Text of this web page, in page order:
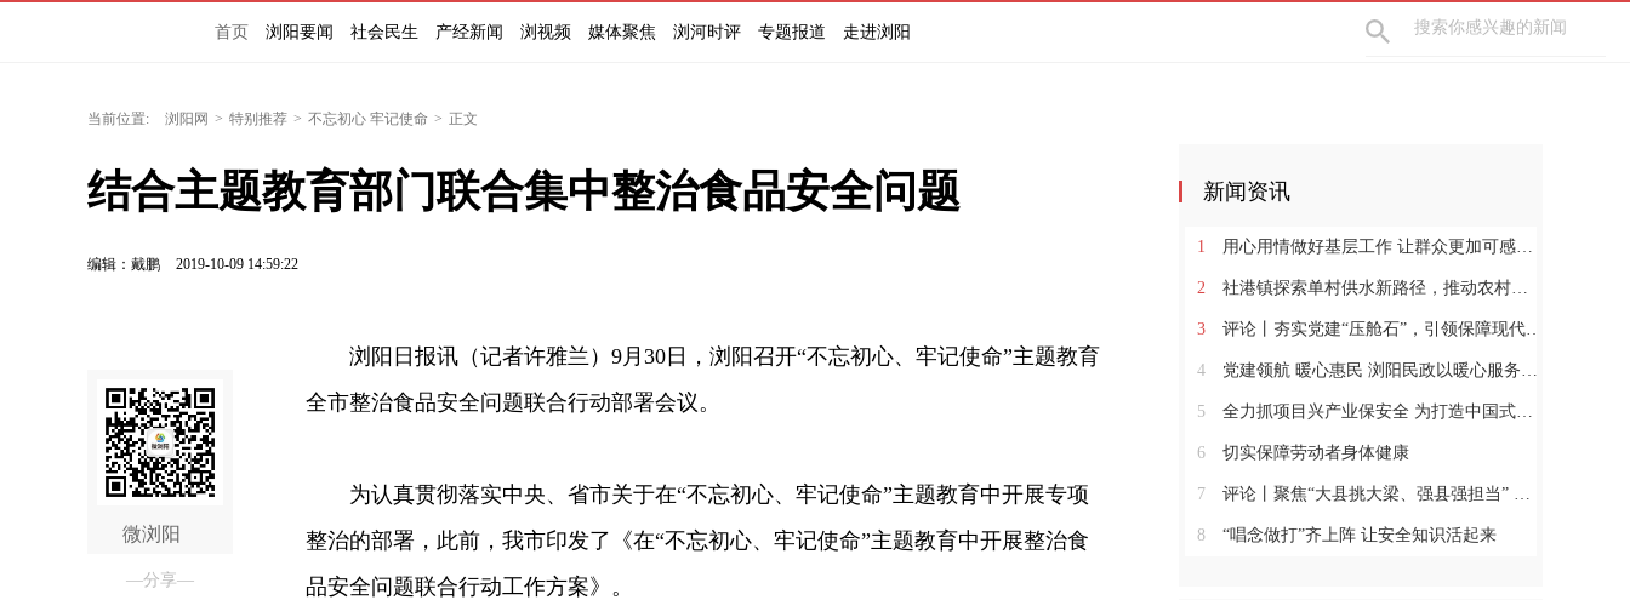
首页 浏阳要闻 社会民生 产经新闻 浏视频 媒体聚焦 浏河时评 专题报道 走进浏阳
当前位置: 浏阳网 > 特别推荐 > 不忘初心 牢记使命 > 正文
结合主题教育部门联合集中整治食品安全问题
编辑：戴鹏 2019-10-09 14:59:22
微浏阳
—分享—
浏阳日报讯（记者许雅兰）9月30日，浏阳召开“不忘初心、牢记使命”主题教育
全市整治食品安全问题联合行动部署会议。
为认真贯彻落实中央、省市关于在“不忘初心、牢记使命”主题教育中开展专项
整治的部署，此前，我市印发了《在“不忘初心、牢记使命”主题教育中开展整治食
品安全问题联合行动工作方案》。
新闻资讯
1 用心用情做好基层工作 让群众更加可感可及
2 社港镇探索单村供水新路径，推动农村安全饮水提质升级
3 评论丨夯实党建“压舱石”，引领保障现代化建设新征程
4 党建领航 暖心惠民 浏阳民政以暖心服务书写惠民答卷
5 全力抓项目兴产业保安全 为打造中国式现代化县域示范作出更大贡献
6 切实保障劳动者身体健康
7 评论丨聚焦“大县挑大梁、强县强担当” 保持定力真抓实干奋发作为
8 “唱念做打”齐上阵 让安全知识活起来